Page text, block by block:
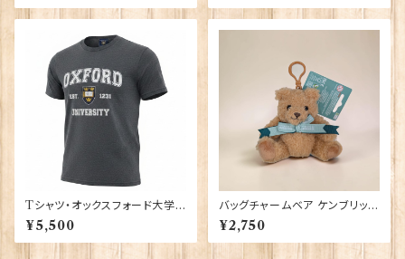
Tシャツ・オックスフォード大学
【グレー】 00220
¥5,500
バッグチャームベア ケンブリッジ
大学 Elgate Products 904
28
¥2,750